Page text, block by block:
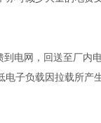
电网，回送至厂内
子负载因拉载所产